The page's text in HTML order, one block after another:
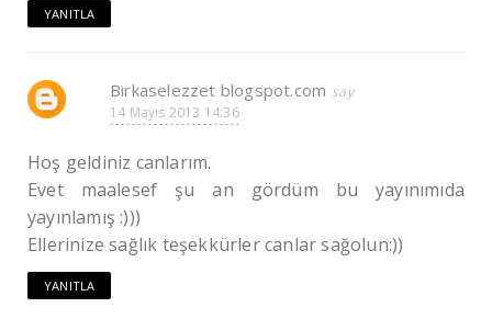
YANITLA
Birkaselezzet blogspot.com
14 Mayıs 2013 14:36
Hoş geldiniz canlarım.
Evet maalesef şu an gördüm bu yayınımıda
yayınlamış :)))
Ellerinize sağlık teşekkürler canlar sağolun:))
YANITLA